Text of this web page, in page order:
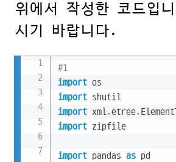
위에서 작성한 코드입
시기 바랍니다.
#1
import
import
import xml.etree.
import zipfile
import pandas as pd